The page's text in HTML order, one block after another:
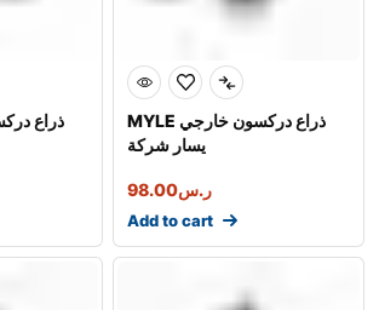
MYLE ذراع دركسون خارجي
يسار شركة
ر.س98.00
Add to cart